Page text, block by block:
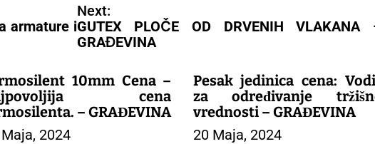
armature i
Next:
GUTEX PLOČE OD DRVENIH VLAKANA
GRAĐEVINA
10mm Cena –
cena
– GRAĐEVINA
2024
Pesak jedinica cena:
za određivanje
vrednosti – GRAĐEVINA
20 Maja, 2024